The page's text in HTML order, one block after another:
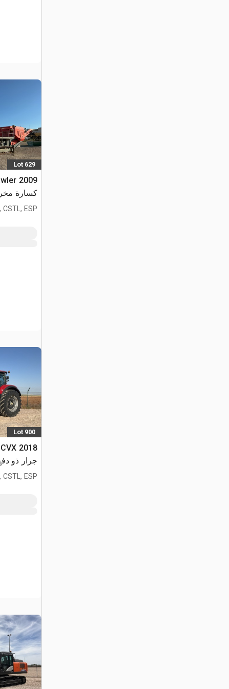
Lot 629
كسارة
CSTL, ESP
Lot 900
CVX
جرار ذو
CSTL, ESP